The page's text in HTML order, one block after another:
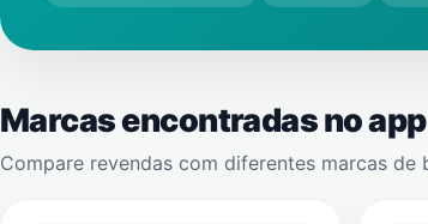
Marcas encontradas no app
Compare revendas com diferentes marcas